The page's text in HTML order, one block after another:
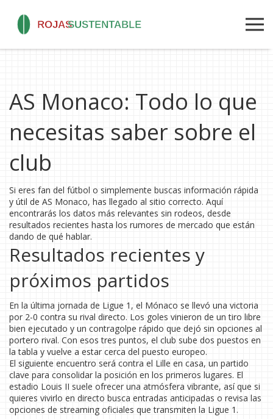
AS Monaco: Todo lo que
necesitas saber sobre el
club
Si eres fan del fútbol o simplemente buscas información rápida
y útil de AS Monaco, has llegado al sitio correcto. Aquí
encontrarás los datos más relevantes sin rodeos, desde
resultados recientes hasta los rumores de mercado que están
dando de qué hablar.
Resultados recientes y
próximos partidos
En la última jornada de Ligue 1, el Mónaco se llevó una victoria
por 2-0 contra su rival directo. Los goles vinieron de un tiro libre
bien ejecutado y un contragolpe rápido que dejó sin opciones al
portero rival. Con esos tres puntos, el club sube dos puestos en
la tabla y vuelve a estar cerca del puesto europeo.
El siguiente encuentro será contra el Lille en casa, un partido
clave para consolidar la posición en los primeros lugares. El
estadio Louis II suele ofrecer una atmósfera vibrante, así que si
quieres vivirlo en directo busca entradas anticipadas o revisa las
opciones de streaming oficiales que transmiten la Ligue 1.